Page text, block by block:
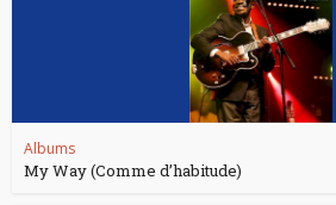
Albums
My Way (Comme d’habitude)